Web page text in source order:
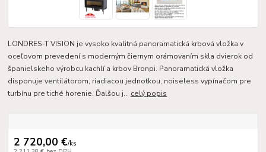
LONDRES-T VISION je vysoko kvalitná panoramatická krbová vložka v
oceľovom prevedení s moderným čiernym orámovaním skla dvierok od
španielskeho výrobcu kachlí a krbov Bronpi. Panoramatická vložka
disponuje ventilátorom, riadiacou jednotkou, noiseless vypínačom pre
turbínu pre tiché horenie. Ďalšou j... celý popis
2 720,00 €/ks